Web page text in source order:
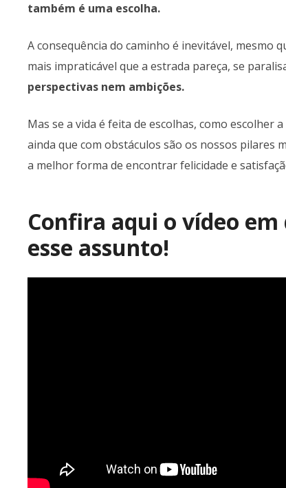
também é uma escolha.
A consequência do caminho é inevitável, mesmo
mais impraticável que a estrada pareça, se
perspectivas nem ambições.
Mas se a vida é feita de escolhas, como escolher
ainda que com obstáculos são os nossos pilares
a melhor forma de encontrar felicidade e
Confira aqui o vídeo
esse assunto!